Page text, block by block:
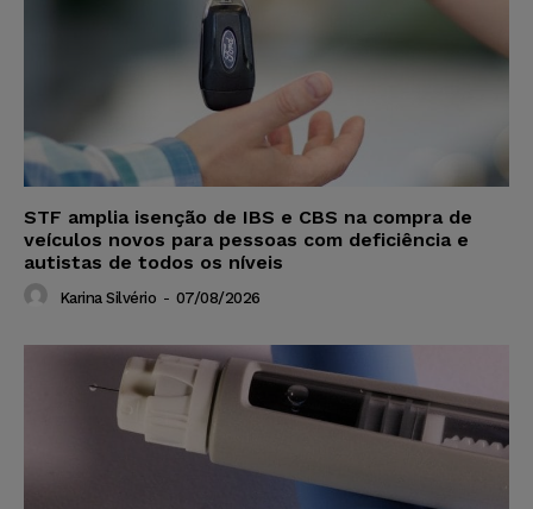
STF amplia isenção de IBS e CBS na compra de
veículos novos para pessoas com deficiência e
autistas de todos os níveis
Karina Silvério - 07/08/2026